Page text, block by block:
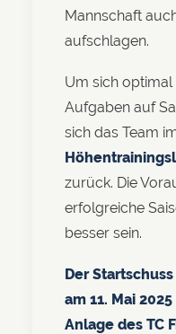
Mannschaft
aufschlagen.
Um sich
Aufgaben auf
sich das Team
zurück. Die
erfolgreiche
besser sein.
Der
am 11. Mai
Anlage des TC